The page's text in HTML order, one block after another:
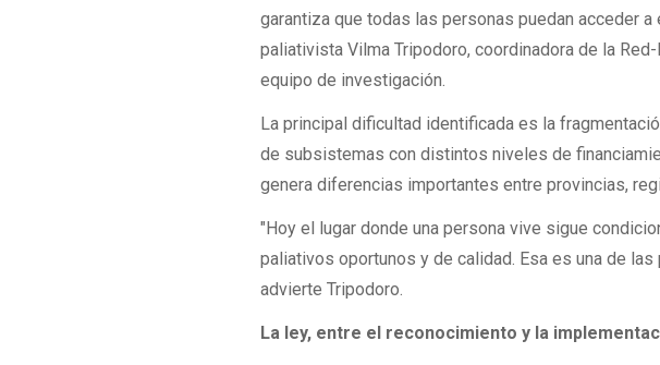
garantiza que todas las personas puedan acceder
paliativista Vilma Tripodoro, coordinadora de la
equipo de investigación.
La principal dificultad identificada es la
de subsistemas con distintos niveles de
genera diferencias importantes entre provincias,
"Hoy el lugar donde una persona vive sigue
paliativos oportunos y de calidad. Esa es una de
advierte Tripodoro.
La ley, entre el reconocimiento y la